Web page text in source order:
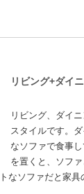
リビング+ダイ
リビング、ダイ
スタイルです。
なソファで食事
を置くと、ソフ
なソファだと家